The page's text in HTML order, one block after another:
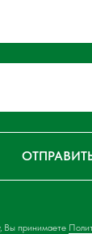
Вы принимаете